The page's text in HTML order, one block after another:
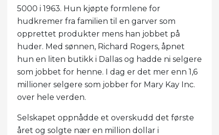
5000 i 1963. Hun kjøpte formlene for
hudkremer fra familien til en garver som
opprettet produkter mens han jobbet på
huder. Med sønnen, Richard Rogers, åpnet
hun en liten butikk i Dallas og hadde ni selgere
som jobbet for henne. I dag er det mer enn 1,6
millioner selgere som jobber for Mary Kay Inc.
over hele verden.
Selskapet oppnådde et overskudd det første
året og solgte nær en million dollar i